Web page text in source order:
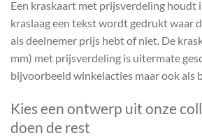
Een kraskaart met prijsverdeling houdt
kraslaag een tekst wordt gedrukt waar
als deelnemer prijs hebt of niet. De
mm) met prijsverdeling is uitermate
bijvoorbeeld winkelacties maar ook als
Kies een ontwerp uit onze
doen de rest